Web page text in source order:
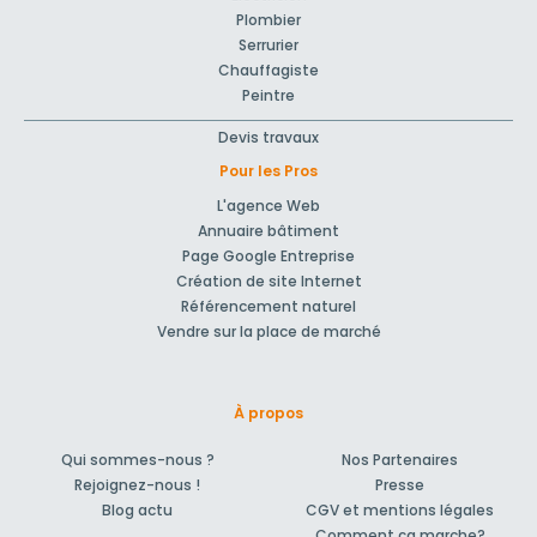
Plombier
Serrurier
Chauffagiste
Peintre
Devis travaux
Pour les Pros
L'agence Web
Annuaire bâtiment
Page Google Entreprise
Création de site Internet
Référencement naturel
Vendre sur la place de marché
À propos
Qui sommes-nous ?
Rejoignez-nous !
Blog actu
Nos Partenaires
Presse
CGV et mentions légales